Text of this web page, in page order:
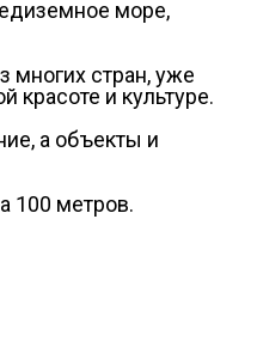
море,
многих стран, уже
красоте и культуре.
а объекты и
100 метров.